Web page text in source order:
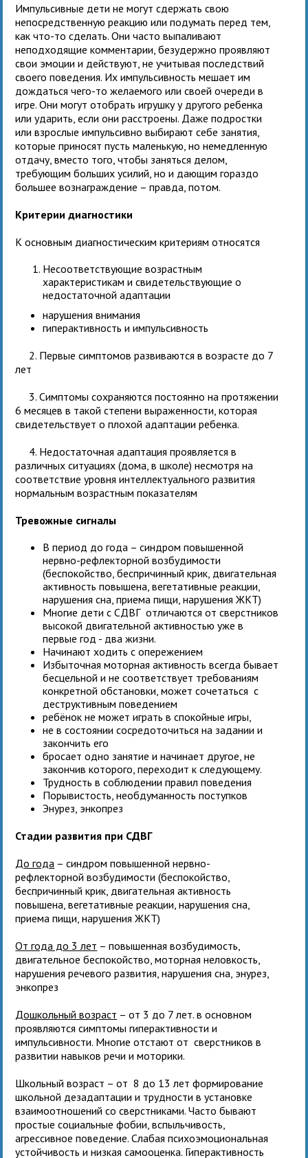
Импульсивные дети не могут сдержать свою
непосредственную реакцию или подумать перед тем,
как что-то сделать. Они часто выпаливают
неподходящие комментарии, безудержно проявляют
свои эмоции и действуют, не учитывая последствий
своего поведения. Их импульсивность мешает им
дождаться чего-то желаемого или своей очереди в
игре. Они могут отобрать игрушку у другого ребенка
или ударить, если они расстроены. Даже подростки
или взрослые импульсивно выбирают себе занятия,
которые приносят пусть маленькую, но немедленную
отдачу, вместо того, чтобы заняться делом,
требующим больших усилий, но и дающим гораздо
большее вознаграждение – правда, потом.
Критерии диагностики
К основным диагностическим критериям относятся
Несоответствующие возрастным
характеристикам и свидетельствующие о
недостаточной адаптации
нарушения внимания
гиперактивность и импульсивность
2. Первые симптомов развиваются в возрасте до 7
лет
3. Симптомы сохраняются постоянно на протяжении
6 месяцев в такой степени выраженности, которая
свидетельствует о плохой адаптации ребенка.
4. Недостаточная адаптация проявляется в
различных ситуациях (дома, в школе) несмотря на
соответствие уровня интеллектуального развития
нормальным возрастным показателям
Тревожные сигналы
В период до года – синдром повышенной
нервно-рефлекторной возбудимости
(беспокойство, беспричинный крик, двигательная
активность повышена, вегетативные реакции,
нарушения сна, приема пищи, нарушения ЖКТ)
Многие дети с СДВГ отличаются от сверстников
высокой двигательной активностью уже в
первые год - два жизни.
Начинают ходить с опережением
Избыточная моторная активность всегда бывает
бесцельной и не соответствует требованиям
конкретной обстановки, может сочетаться с
деструктивным поведением
ребёнок не может играть в спокойные игры,
не в состоянии сосредоточиться на задании и
закончить его
бросает одно занятие и начинает другое, не
закончив которого, переходит к следующему.
Трудность в соблюдении правил поведения
Порывистость, необдуманность поступков
Энурез, энкопрез
Стадии развития при СДВГ
До года – синдром повышенной нервно-
рефлекторной возбудимости (беспокойство,
беспричинный крик, двигательная активность
повышена, вегетативные реакции, нарушения сна,
приема пищи, нарушения ЖКТ)
От года до 3 лет – повышенная возбудимость,
двигательное беспокойство, моторная неловкость,
нарушения речевого развития, нарушения сна, энурез,
энкопрез
Дошкольный возраст – от 3 до 7 лет. в основном
проявляются симптомы гиперактивности и
импульсивности. Многие отстают от сверстников в
развитии навыков речи и моторики.
Школьный возраст – от 8 до 13 лет формирование
школьной дезадаптации и трудности в установке
взаимоотношений со сверстниками. Часто бывают
простые социальные фобии, вспыльчивость,
агрессивное поведение. Слабая психоэмоциональная
устойчивость и низкая самооценка. Гиперактивность